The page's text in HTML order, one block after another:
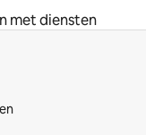
met diensten